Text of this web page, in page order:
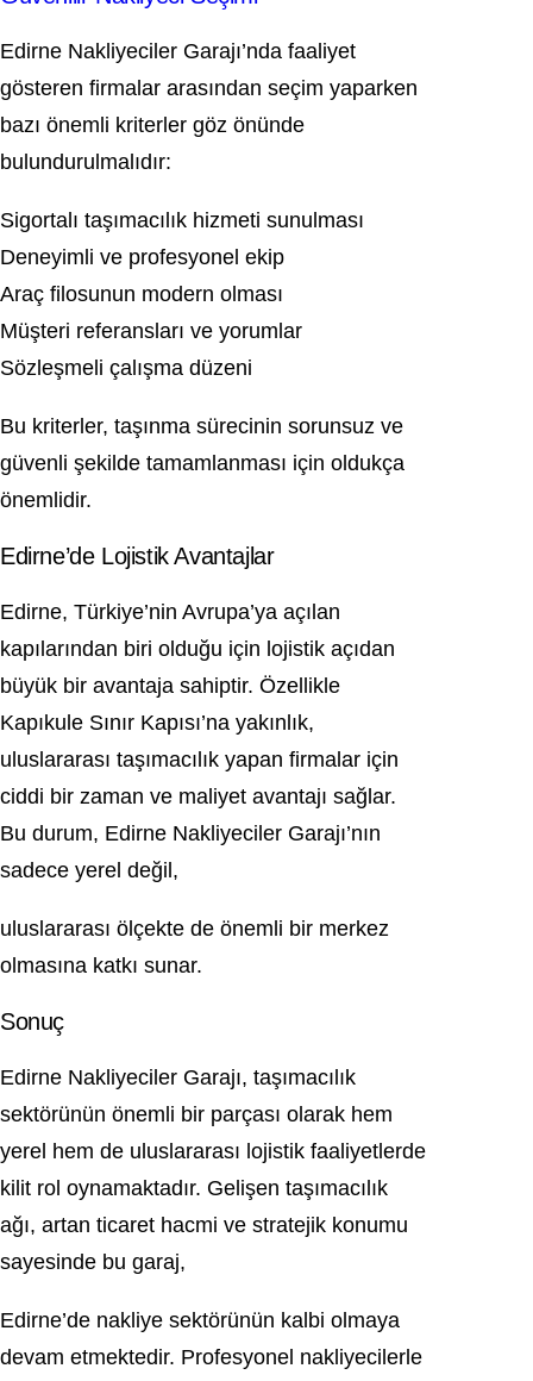
Edirne Nakliyeciler Garajı’nda faaliyet
gösteren firmalar arasından seçim yaparken
bazı önemli kriterler göz önünde
bulundurulmalıdır:
Sigortalı taşımacılık hizmeti sunulması
Deneyimli ve profesyonel ekip
Araç filosunun modern olması
Müşteri referansları ve yorumlar
Sözleşmeli çalışma düzeni
Bu kriterler, taşınma sürecinin sorunsuz ve
güvenli şekilde tamamlanması için oldukça
önemlidir.
Edirne’de Lojistik Avantajlar
Edirne, Türkiye’nin Avrupa’ya açılan
kapılarından biri olduğu için lojistik açıdan
büyük bir avantaja sahiptir. Özellikle
Kapıkule Sınır Kapısı’na yakınlık,
uluslararası taşımacılık yapan firmalar için
ciddi bir zaman ve maliyet avantajı sağlar.
Bu durum, Edirne Nakliyeciler Garajı’nın
sadece yerel değil,
uluslararası ölçekte de önemli bir merkez
olmasına katkı sunar.
Sonuç
Edirne Nakliyeciler Garajı, taşımacılık
sektörünün önemli bir parçası olarak hem
yerel hem de uluslararası lojistik faaliyetlerde
kilit rol oynamaktadır. Gelişen taşımacılık
ağı, artan ticaret hacmi ve stratejik konumu
sayesinde bu garaj,
Edirne’de nakliye sektörünün kalbi olmaya
devam etmektedir. Profesyonel nakliyecilerle